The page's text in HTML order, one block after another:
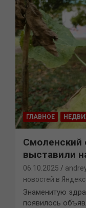
ГЛАВНОЕ
Смоленский
выставили
06.10.2025
новостей в Яндекс
Знаменитую
появилось